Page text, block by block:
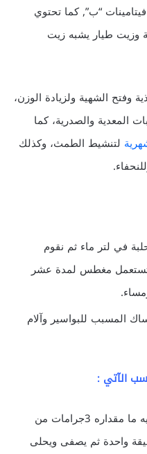
“ب”, كما تحتوي
وزيت طيار يشبه زيت
وفتح الشهية ولزيادة الوزن،
المعدية والصدرية، كما
لتنشيط الطمث، وكذلك
في لتر ماء ثم نقوم
تستعمل مغطس لمدة عشر
المسبب للبواسير وآلام
الآتي :
1- يغلى كأس من الماء ثم يضاف إليه ما مقداره 3جرامات من
واحدة ثم يصفى ويحلى